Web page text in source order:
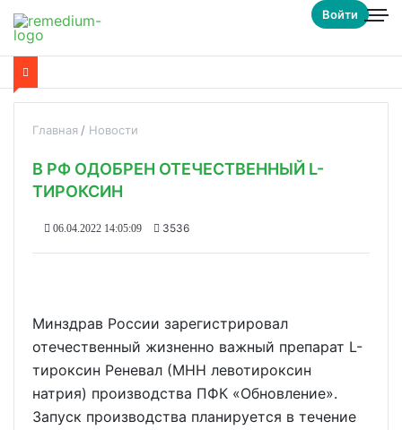
Войти
Главная Новости
В РФ ОДОБРЕН ОТЕЧЕСТВЕННЫЙ L-
ТИРОКСИН
06.04.2022 14:05:09 3536
Минздрав России зарегистрировал
отечественный жизненно важный препарат L-
тироксин Реневал (МНН левотироксин
натрия) производства ПФК «Обновление».
Запуск производства планируется в течение